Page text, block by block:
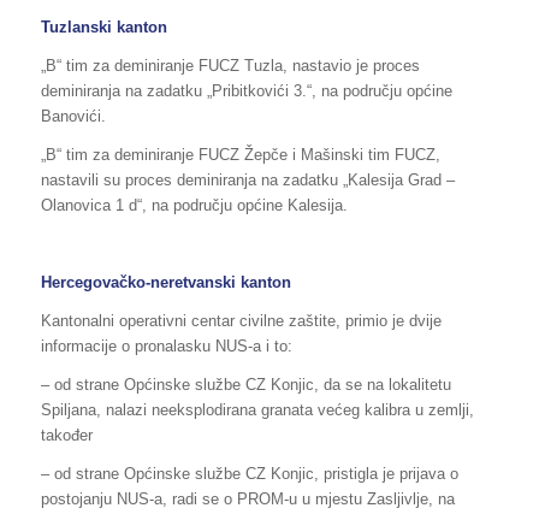
Tuzlanski kanton
„B“ tim za deminiranje FUCZ Tuzla, nastavio je proces
deminiranja na zadatku „Pribitkovići 3.“, na području općine
Banovići.
„B“ tim za deminiranje FUCZ Žepče i Mašinski tim FUCZ,
nastavili su proces deminiranja na zadatku „Kalesija Grad –
Olanovica 1 d“, na području općine Kalesija.
Hercegovačko-neretvanski kanton
Kantonalni operativni centar civilne zaštite, primio je dvije
informacije o pronalasku NUS-a i to:
– od strane Općinske službe CZ Konjic, da se na lokalitetu
Spiljana, nalazi neeksplodirana granata većeg kalibra u zemlji,
također
– od strane Općinske službe CZ Konjic, pristigla je prijava o
postojanju NUS-a, radi se o PROM-u u mjestu Zasljivlje, na